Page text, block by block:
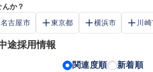
か？
名古屋市 東京都 横浜市 川
途採用情報
関連度順 新着順